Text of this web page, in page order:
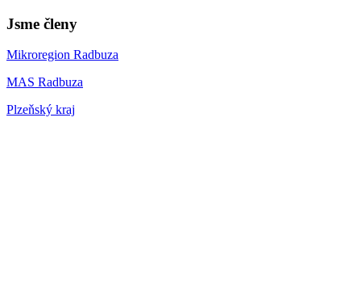
Jsme členy
Mikroregion Radbuza
MAS Radbuza
Plzeňský kraj